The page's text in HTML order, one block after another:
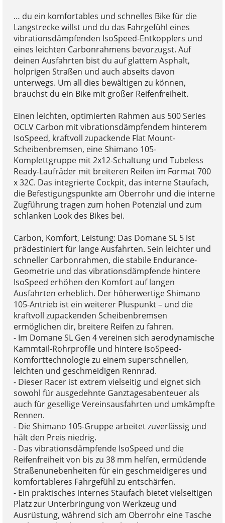
… du ein komfortables und schnelles Bike für die
Langstrecke willst und du das Fahrgefühl eines
vibrationsdämpfenden IsoSpeed-Entkopplers und
eines leichten Carbonrahmens bevorzugst. Auf
deinen Ausfahrten bist du auf glattem Asphalt,
holprigen Straßen und auch abseits davon
unterwegs. Um all dies bewältigen zu können,
brauchst du ein Bike mit großer Reifenfreiheit.
Einen leichten, optimierten Rahmen aus 500 Series
OCLV Carbon mit vibrationsdämpfendem hinterem
IsoSpeed, kraftvoll zupackende Flat Mount-
Scheibenbremsen, eine Shimano 105-
Komplettgruppe mit 2x12-Schaltung und Tubeless
Ready-Laufräder mit breiteren Reifen im Format 700
x 32C. Das integrierte Cockpit, das interne Staufach,
die Befestigungspunkte am Oberrohr und die interne
Zugführung tragen zum hohen Potenzial und zum
schlanken Look des Bikes bei.
Carbon, Komfort, Leistung: Das Domane SL 5 ist
prädestiniert für lange Ausfahrten. Sein leichter und
schneller Carbonrahmen, die stabile Endurance-
Geometrie und das vibrationsdämpfende hintere
IsoSpeed erhöhen den Komfort auf langen
Ausfahrten erheblich. Der höherwertige Shimano
105-Antrieb ist ein weiterer Pluspunkt – und die
kraftvoll zupackenden Scheibenbremsen
ermöglichen dir, breitere Reifen zu fahren.
- Im Domane SL Gen 4 vereinen sich aerodynamische
Kammtail-Rohrprofile und hintere IsoSpeed-
Komforttechnologie zu einem superschnellen,
leichten und geschmeidigen Rennrad.
- Dieser Racer ist extrem vielseitig und eignet sich
sowohl für ausgedehnte Ganztagesabenteuer als
auch für gesellige Vereinsausfahrten und umkämpfte
Rennen.
- Die Shimano 105-Gruppe arbeitet zuverlässig und
hält den Preis niedrig.
- Das vibrationsdämpfende IsoSpeed und die
Reifenfreiheit von bis zu 38 mm helfen, ermüdende
Straßenunebenheiten für ein geschmeidigeres und
komfortableres Fahrgefühl zu entschärfen.
- Ein praktisches internes Staufach bietet vielseitigen
Platz zur Unterbringung von Werkzeug und
Ausrüstung, während sich am Oberrohr eine Tasche